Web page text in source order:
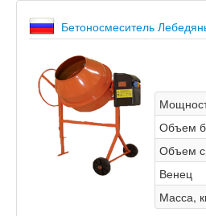
Бетоносмеситель
Объем
Объем
Венец
Масса,